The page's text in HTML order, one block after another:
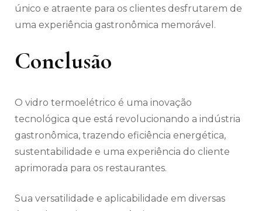
único e atraente para os clientes desfrutarem de
uma experiência gastronômica memorável.
Conclusão
O vidro termoelétrico é uma inovação
tecnológica que está revolucionando a indústria
gastronômica, trazendo eficiência energética,
sustentabilidade e uma experiência do cliente
aprimorada para os restaurantes.
Sua versatilidade e aplicabilidade em diversas